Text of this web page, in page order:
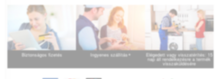
Biztonságos fizetés Ingyenes szállítás* Elégedett vagy visszatérítés: 15
nap áll rendelkezésre a termék
visszaküldésére